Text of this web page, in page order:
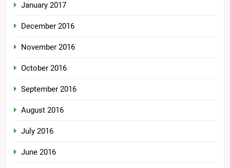
January 2017
December 2016
November 2016
October 2016
September 2016
August 2016
July 2016
June 2016